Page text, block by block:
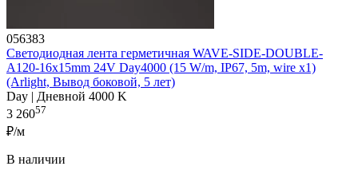
056383
Светодиодная лента герметичная WAVE-SIDE-DOUBLE-
A120-16x15mm 24V Day4000 (15 W/m, IP67, 5m, wire x1)
(Arlight, Вывод боковой, 5 лет)
Day | Дневной 4000 K
3 26057
₽/м
В наличии